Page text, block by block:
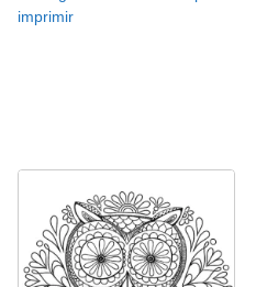
imprimir